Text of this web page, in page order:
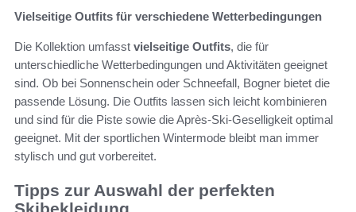
Vielseitige Outfits für verschiedene Wetterbedingungen
Die Kollektion umfasst vielseitige Outfits, die für
unterschiedliche Wetterbedingungen und Aktivitäten geeignet
sind. Ob bei Sonnenschein oder Schneefall, Bogner bietet die
passende Lösung. Die Outfits lassen sich leicht kombinieren
und sind für die Piste sowie die Après-Ski-Geselligkeit optimal
geeignet. Mit der sportlichen Wintermode bleibt man immer
stylisch und gut vorbereitet.
Tipps zur Auswahl der perfekten
Skibekleidung